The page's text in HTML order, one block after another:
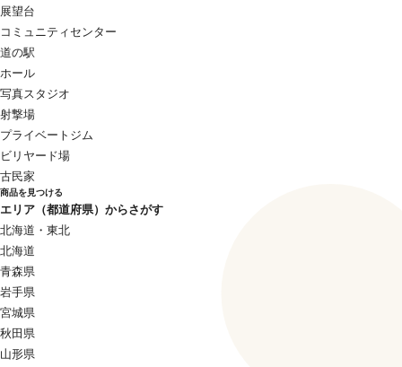
展望台
コミュニティセンター
道の駅
ホール
写真スタジオ
射撃場
プライベートジム
ビリヤード場
古民家
商品を見つける
エリア（都道府県）からさがす
北海道・東北
北海道
青森県
岩手県
宮城県
秋田県
山形県